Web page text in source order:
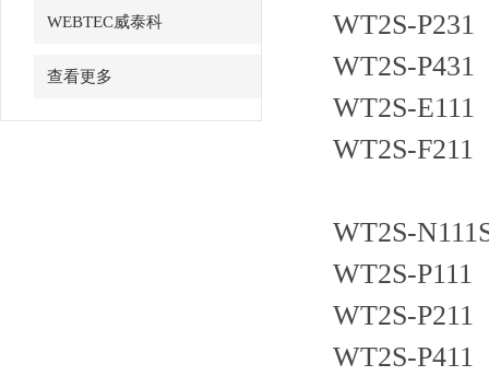
WEBTEC威泰科
查看更多
WT2S-P231
WT2S-P431
WT2S-E111
WT2S-F211
WT2S-
WT2S-P111
WT2S-P211
WT2S-P411